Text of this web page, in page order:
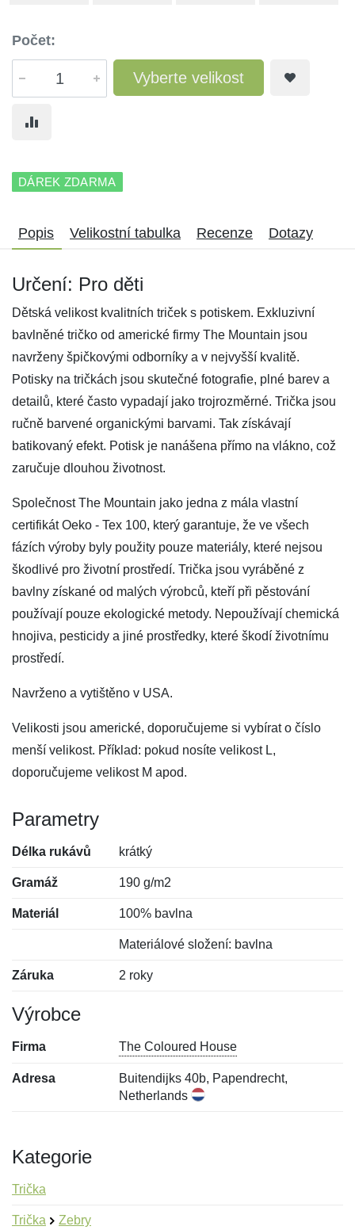
Počet:
Vyberte velikost
DÁREK ZDARMA
Popis Velikostní tabulka Recenze Dotazy
Určení: Pro děti
Dětská velikost kvalitních triček s potiskem. Exkluzivní
bavlněné tričko od americké firmy The Mountain jsou
navrženy špičkovými odborníky a v nejvyšší kvalitě.
Potisky na tričkách jsou skutečné fotografie, plné barev a
detailů, které často vypadají jako trojrozměrné. Trička jsou
ručně barvené organickými barvami. Tak získávají
batikovaný efekt. Potisk je nanášena přímo na vlákno, což
zaručuje dlouhou životnost.
Společnost The Mountain jako jedna z mála vlastní
certifikát Oeko - Tex 100, který garantuje, že ve všech
fázích výroby byly použity pouze materiály, které nejsou
škodlivé pro životní prostředí. Trička jsou vyráběné z
bavlny získané od malých výrobců, kteří při pěstování
používají pouze ekologické metody. Nepoužívají chemická
hnojiva, pesticidy a jiné prostředky, které škodí životnímu
prostředí.
Navrženo a vytištěno v USA.
Velikosti jsou americké, doporučujeme si vybírat o číslo
menší velikost. Příklad: pokud nosíte velikost L,
doporučujeme velikost M apod.
Parametry
Délka rukávů krátký
Gramáž 190 g/m2
Materiál 100% bavlna
Materiálové složení: bavlna
Záruka 2 roky
Výrobce
Firma The Coloured House
Adresa
Buitendijks 40b, Papendrecht,
Netherlands
Kategorie
Trička
Trička Zebry